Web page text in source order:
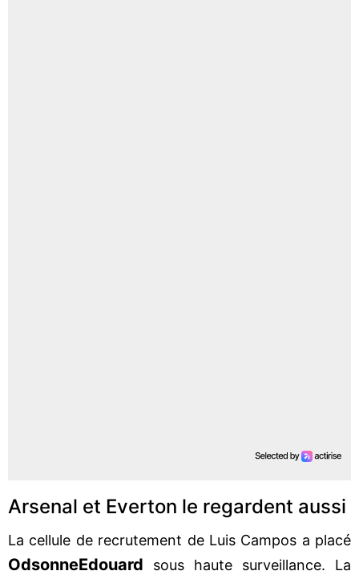
Arsenal et Everton le regardent aussi
La cellule de recrutement de Luis Campos a placé
OdsonneEdouard sous haute surveillance. La